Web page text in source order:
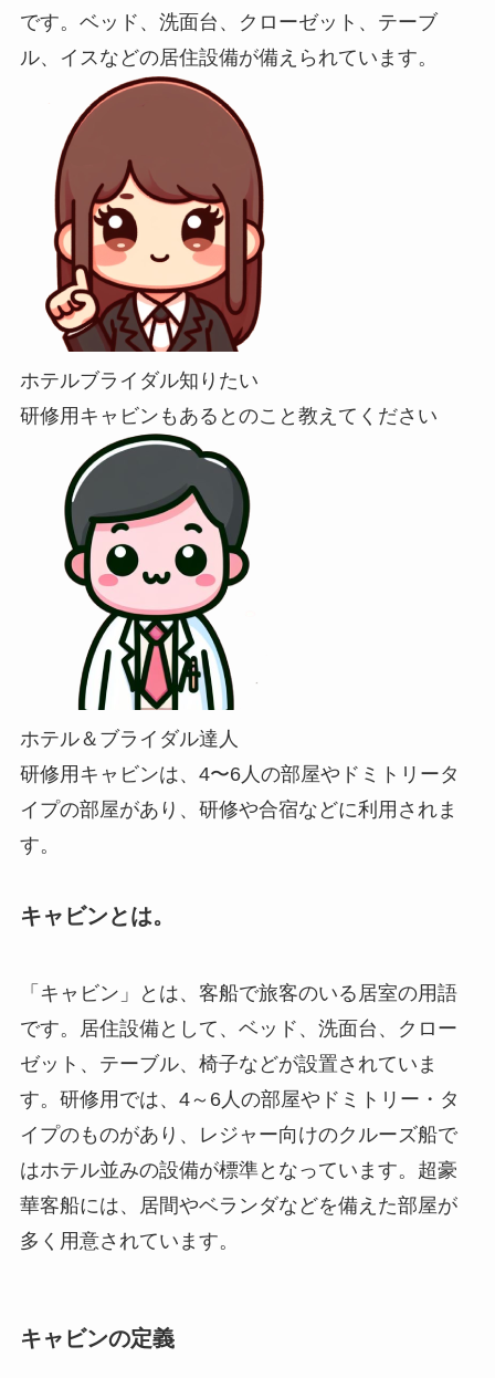
です。ベッド、洗面台、クローゼット、テーブ
ル、イスなどの居住設備が備えられています。
ホテルブライダル知りたい
研修用キャビンもあるとのこと教えてください
ホテル＆ブライダル達人
研修用キャビンは、4〜6人の部屋やドミトリータ
イプの部屋があり、研修や合宿などに利用されま
す。
キャビンとは。
「キャビン」とは、客船で旅客のいる居室の用語
です。居住設備として、ベッド、洗面台、クロー
ゼット、テーブル、椅子などが設置されていま
す。研修用では、4～6人の部屋やドミトリー・タ
イプのものがあり、レジャー向けのクルーズ船で
はホテル並みの設備が標準となっています。超豪
華客船には、居間やベランダなどを備えた部屋が
多く用意されています。
キャビンの定義